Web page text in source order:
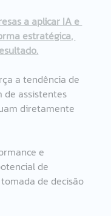
a aplicar IA e
estratégica,
a tendência de
de assistentes
diretamente
e
de
de decisão